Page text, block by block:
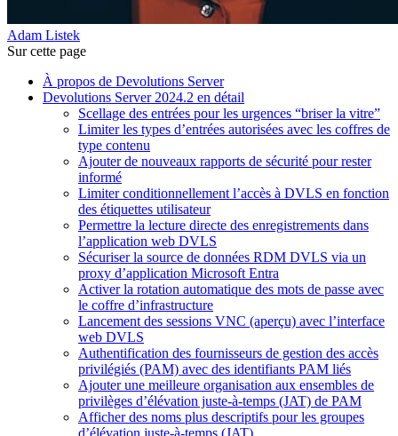
Adam Listek
Sur cette page
À propos de Devolutions Server
Devolutions Server 2024.2 en détail
Scellage des entrées pour les urgences “briser la vitre”
Limiter les types d’entrées autorisées avec les coffres de
type contenu
Ajouter de nouveaux rapports de sécurité pour rester
informé
Limiter conditionnellement l’accès à DVLS en fonction
des étiquettes utilisateur
Permettre la lecture directe des enregistrements dans
l’application web DVLS
Sécuriser la source de données RDM DVLS via un
proxy d’application Microsoft Entra
Activer la rotation automatique des mots de passe avec
le coffre d’infrastructure
Lancement des sessions VNC (aperçu) avec l’interface
web DVLS
Authentification des fournisseurs de gestion des accès
privilégiés (PAM) avec des identifiants PAM liés
Ajouter une meilleure organisation aux ensembles de
privilèges d’élévation juste-à-temps (JAT) de PAM
Afficher des noms plus descriptifs pour les groupes
d’élévation juste-à-temps (JAT)